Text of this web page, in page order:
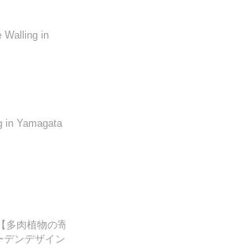
Walling in
in Yamagata
多肉植物の寄
デンデザイン